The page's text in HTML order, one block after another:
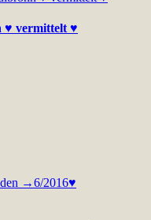
♥ vermittelt ♥